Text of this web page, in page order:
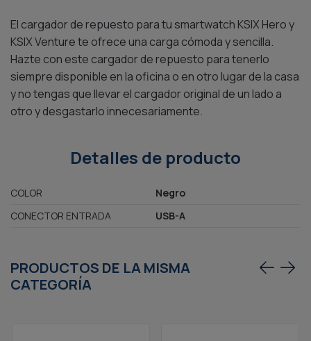
El cargador de repuesto para tu smartwatch KSIX Hero y
KSIX Venture te ofrece una carga cómoda y sencilla.
Hazte con este cargador de repuesto para tenerlo
siempre disponible en la oficina o en otro lugar de la casa
y no tengas que llevar el cargador original de un lado a
otro y desgastarlo innecesariamente.
Detalles de producto
COLOR
Negro
CONECTOR ENTRADA
USB-A
PRODUCTOS DE LA MISMA
CATEGORÍA